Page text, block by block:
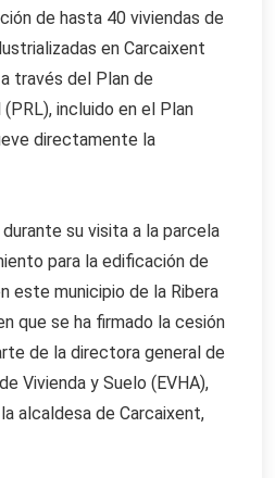
de hasta 40 viviendas de
en Carcaixent
través del Plan de
incluido en el Plan
directamente la
su visita a la parcela
para la edificación de
este municipio de la Ribera
que se ha firmado la cesión
de la directora general de
Vivienda y Suelo (EVHA),
alcaldesa de Carcaixent,